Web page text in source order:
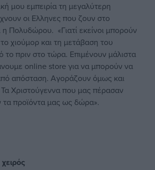
μου εμπειρία τη μεγαλύτερη
οι Ελληνες που ζουν στο
η Πολυδώρου. «Γιατί εκείνοι μπορούν
χιούμορ και τη μετάβαση του
το πριν στο τώρα. Επιμένουν μάλιστα
online store για να μπορούν να
απόσταση. Αγοράζουν όμως και
Χριστούγεννα που μας πέρασαν
τα προϊόντα μας ως δώρα».